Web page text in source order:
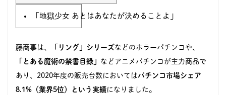
「地獄少女 あとはあなたが決めることよ」
藤商事は、 「リング」シリーズなどのホラーパチンコや、
「とある魔術の禁書目録」 などアニメパチンコが主力商品で
あり、2020年度の販売台数においては パチンコ市場シェア
8.1%（業界5位）という実績になりました。